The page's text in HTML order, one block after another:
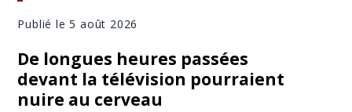
Publié le 5 août 2026
De longues heures passées
devant la télévision pourraient
nuire au cerveau